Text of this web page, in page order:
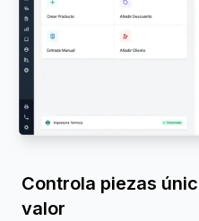
Controla piezas
valor